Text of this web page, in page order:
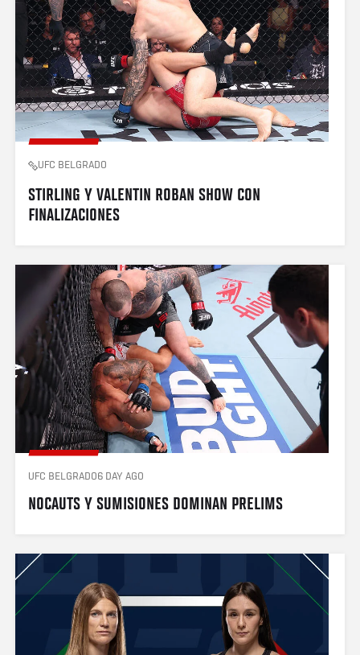
UFC BELGRADO
STIRLING Y VALENTIN ROBAN SHOW CON
FINALIZACIONES
UFC BELGRADO6 DAY AGO
NOCAUTS Y SUMISIONES DOMINAN PRELIMS